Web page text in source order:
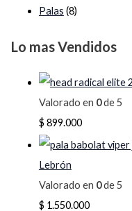
Palas (8)
Lo mas Vendidos
Valorado en 0de 5
$ 899.000
Lebrón
Valorado en 0de 5
$ 1.550.000